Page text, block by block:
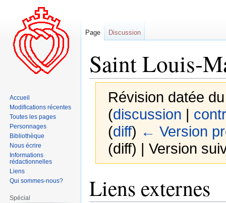
Saint Louis-
Révision datée
(discussion |
(diff) ← Version
(diff) | Version
Liens externes
Page Discussion
Accueil
Modifications récentes
Toutes les pages
Personnages
Bibliothèque
Nous écrire
Informations
rédactionnelles
Liens
Qui sommes-nous?
Spécial